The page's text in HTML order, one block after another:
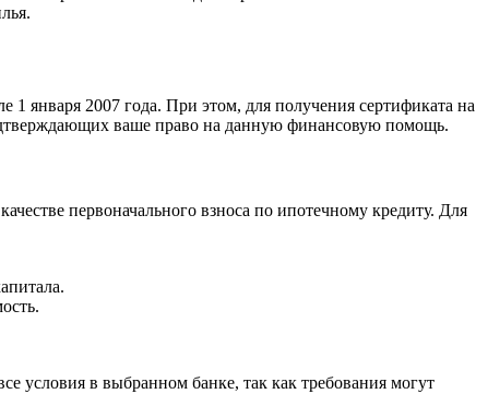
января 2007 года. При этом, для получения сертификата на
ваше право на данную финансовую помощь.
первоначального взноса по ипотечному кредиту. Для
условия в выбранном банке, так как требования могут